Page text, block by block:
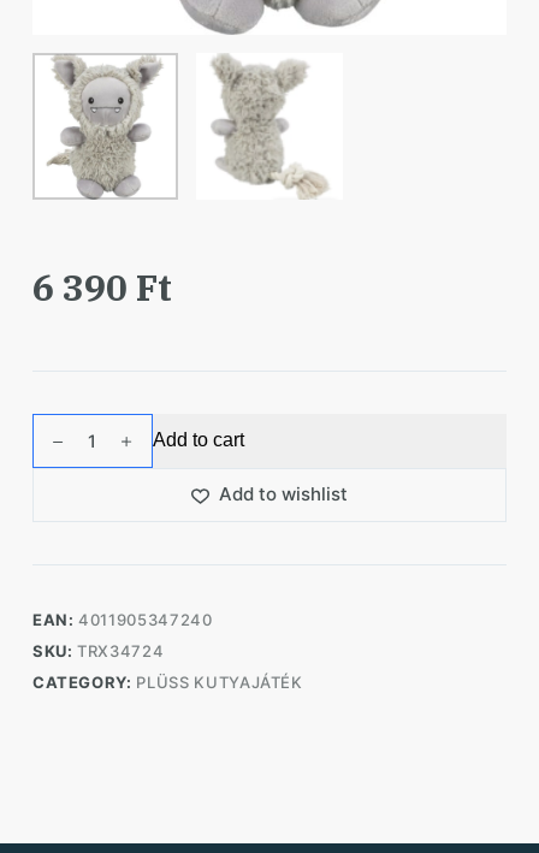
6 390 Ft
Add to cart
Add to wishlist
EAN:4011905347240
SKU:TRX34724
CATEGORY: PLÜSS KUTYAJÁTÉK